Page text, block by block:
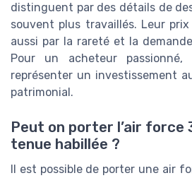
distinguent par des détails de
souvent plus travaillés. Leur prix
aussi par la rareté et la
Pour un acheteur passionné,
représenter un investissement
patrimonial.
Peut on porter l’air force
tenue habillée ?
Il est possible de porter une air